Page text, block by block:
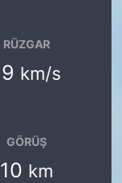
RÜZGAR
km/s
GÖRÜŞ
10 km